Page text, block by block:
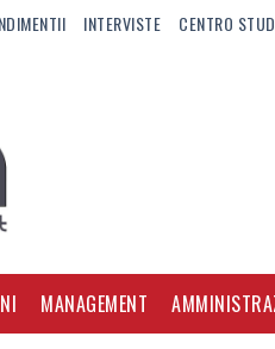
INTERVISTE CENTRO
MANAGEMENT